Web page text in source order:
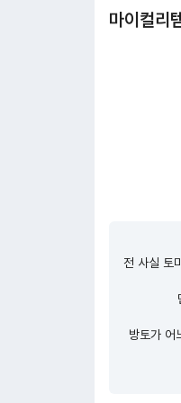
마이컬리
전 사실 토
방토가 어